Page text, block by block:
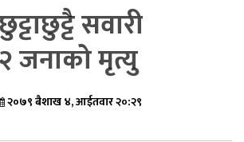
सवारी
जनाको मृत्यु
२०७९ बैशाख ४, आईतवार २०:२९